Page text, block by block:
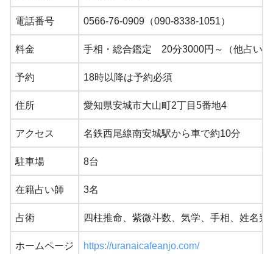
電話番号 0566-76-0909（090-8338-1051）
料金 手相・総合鑑定 20分3000円～（他占い
予約 18時以降は予約必須
住所 愛知県安城市大山町2丁目5番地4
アクセス 名鉄西尾線南安城駅から車で約10分
駐車場 8台
在籍占い師 3名
占術 四柱推命、紫微斗数、気学、手相、姓名
ホームページ https://uranaicafeanjo.com/